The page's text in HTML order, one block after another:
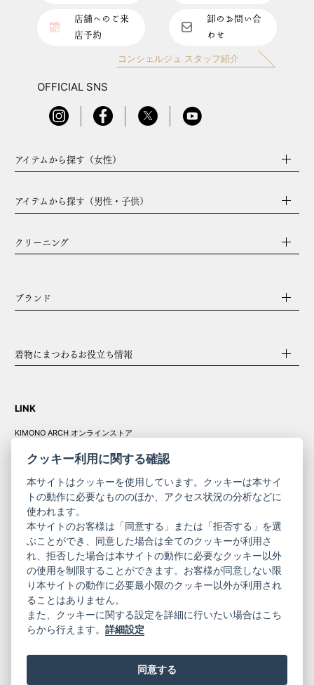
店舗へのご来
店予約
卸のお問い合
わせ
コンシェルジュ スタッフ紹介
OFFICIAL SNS
アイテムから探す（女性）
アイテムから探す（男性・子供）
クリーニング
ブランド
着物にまつわるお役立ち情報
LINK
KIMONO ARCH オンラインストア
コーポレート
サイト
きものやまと振
袖
サイト
ニュースレター
ご利用案内
お問い合わせ
プライバシーポリシー
特定商取引法に基づく表記
ご利用規約
クッキー利用に関する確認
本サイトはクッキーを使用しています。クッキーは本サイ
トの動作に必要なもののほか、アクセス状況の分析などに
使われます。
本サイトのお客様は「同意する」または「拒否する」を選
ぶことができ、同意した場合は全てのクッキーが利用さ
れ、拒否した場合は本サイトの動作に必要なクッキー以外
の使用を制限することができます。お客様が同意しない限
り本サイトの動作に必要最小限のクッキー以外が利用され
ることはありません。
また、クッキーに関する設定を詳細に行いたい場合はこち
らから行えます。詳細設定
同意する